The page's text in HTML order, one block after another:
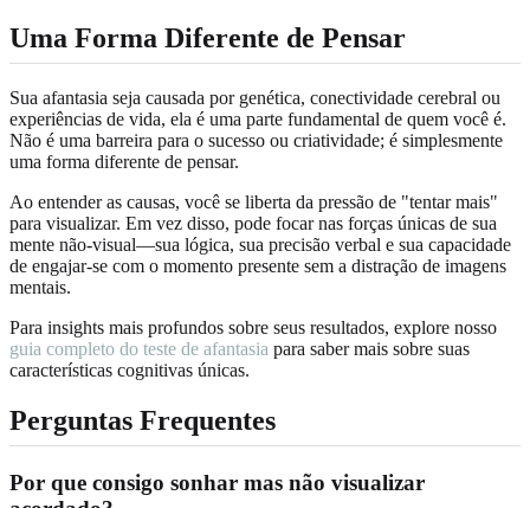
Uma Forma Diferente de Pensar
Sua afantasia seja causada por genética, conectividade cerebral ou
experiências de vida, ela é uma parte fundamental de quem você é.
Não é uma barreira para o sucesso ou criatividade; é simplesmente
uma forma diferente de pensar.
Ao entender as causas, você se liberta da pressão de "tentar mais"
para visualizar. Em vez disso, pode focar nas forças únicas de sua
mente não-visual—sua lógica, sua precisão verbal e sua capacidade
de engajar-se com o momento presente sem a distração de imagens
mentais.
Para insights mais profundos sobre seus resultados, explore nosso
guia completo do teste de afantasia para saber mais sobre suas
características cognitivas únicas.
Perguntas Frequentes
Por que consigo sonhar mas não visualizar